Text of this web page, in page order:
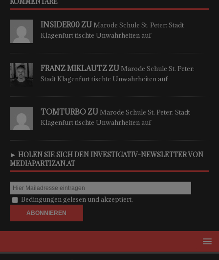
INSIDER00 ZU Marode Schule St. Peter: Stadt
Klagenfurt tischte Unwahrheiten auf
FRANZ MIKLAUTZ ZU Marode Schule St. Peter:
Stadt Klagenfurt tischte Unwahrheiten auf
TOMTURBO ZU Marode Schule St. Peter: Stadt
Klagenfurt tischte Unwahrheiten auf
► HOLEN SIE SICH DEN INVESTIGATIV-NEWSLETTER VON
MEDIAPARTIZAN.AT
Bedingungen gelesen und akzeptiert.